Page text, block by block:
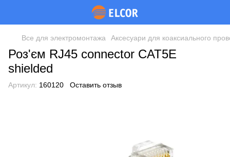
Все для электромонтажа Аксесуари для коаксиального
Роз'єм RJ45 connector CAT5E
shielded
Артикул: 160120 Оставить отзыв